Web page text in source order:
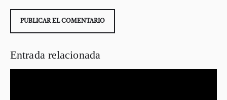
Entrada relacionada